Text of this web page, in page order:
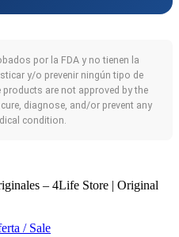
por la FDA y no tienen la
y/o prevenir ningún tipo de
are not approved by the
diagnose, and/or prevent any
condition.
– 4Life Store | Original